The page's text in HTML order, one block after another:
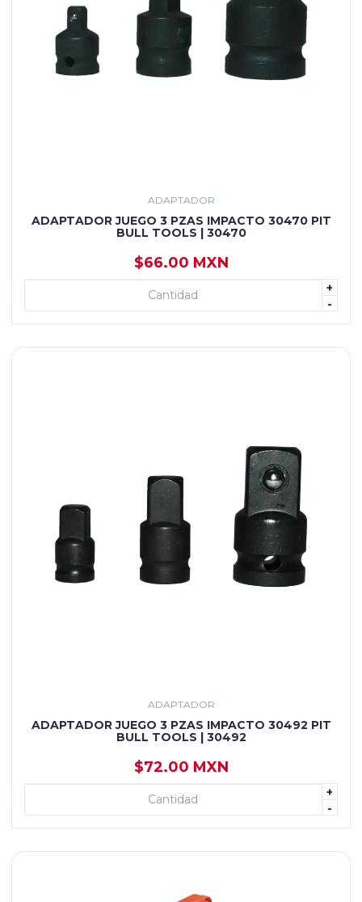
ADAPTADOR
ADAPTADOR JUEGO 3 PZAS IMPACTO 30470 PIT
BULL TOOLS | 30470
$66.00 MXN
+
-
+ AGREGAR
ADAPTADOR
ADAPTADOR JUEGO 3 PZAS IMPACTO 30492 PIT
BULL TOOLS | 30492
$72.00 MXN
+
-
+ AGREGAR